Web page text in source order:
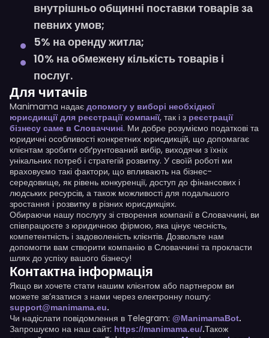
внутрішньо общинні поставки товарів за
певних умов;
5% на оренду житла;
10% на обмежену кількість товарів і
послуг.
Для читачів
Manimama надає допомогу у виборі необхідної
юрисдикції для реєстрації компанії, так і з реєстрації
бізнесу саме в Словаччині. Ми добре розуміємо податкові та
юридичні особливості конкретних юрисдикцій, що допомагає
клієнтам зробити обґрунтований вибір, виходячи з їхніх
унікальних потреб і стратегій розвитку. У своїй роботі ми
враховуємо такі фактори, що впливають на бізнес-
середовище, як рівень конкуренції, доступ до фінансових і
людських ресурсів, а також можливості для подальшого
зростання і розвитку в різних юрисдикціях.
Обираючи нашу послугу зі створення компанії в Словаччині, ви
співпрацюєте з юридичною фірмою, яка цінує чесність,
компетентність і задоволеність клієнтів. Дозвольте нам
допомогти вам створити компанію в Словаччині та прокласти
шлях до успіху вашого бізнесу!
Контактна інформація
Якщо ви хочете стати нашим клієнтом або партнером ви
можете зв’язатися з нами через електронну пошту:
support@manimama.eu.
Чи надіслати повідомлення в Telegram: @ManimamaBot.
Запрошуємо на наш сайт: https://manimama.eu/.Також